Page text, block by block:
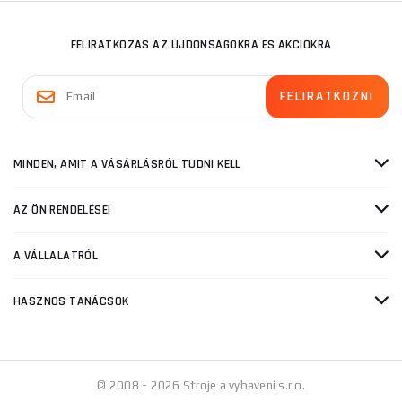
FELIRATKOZÁS AZ ÚJDONSÁGOKRA ÉS AKCIÓKRA
MINDEN, AMIT A VÁSÁRLÁSRÓL TUDNI KELL
AZ ÖN RENDELÉSEI
A VÁLLALATRÓL
HASZNOS TANÁCSOK
© 2008 - 2026 Stroje a vybavení s.r.o.